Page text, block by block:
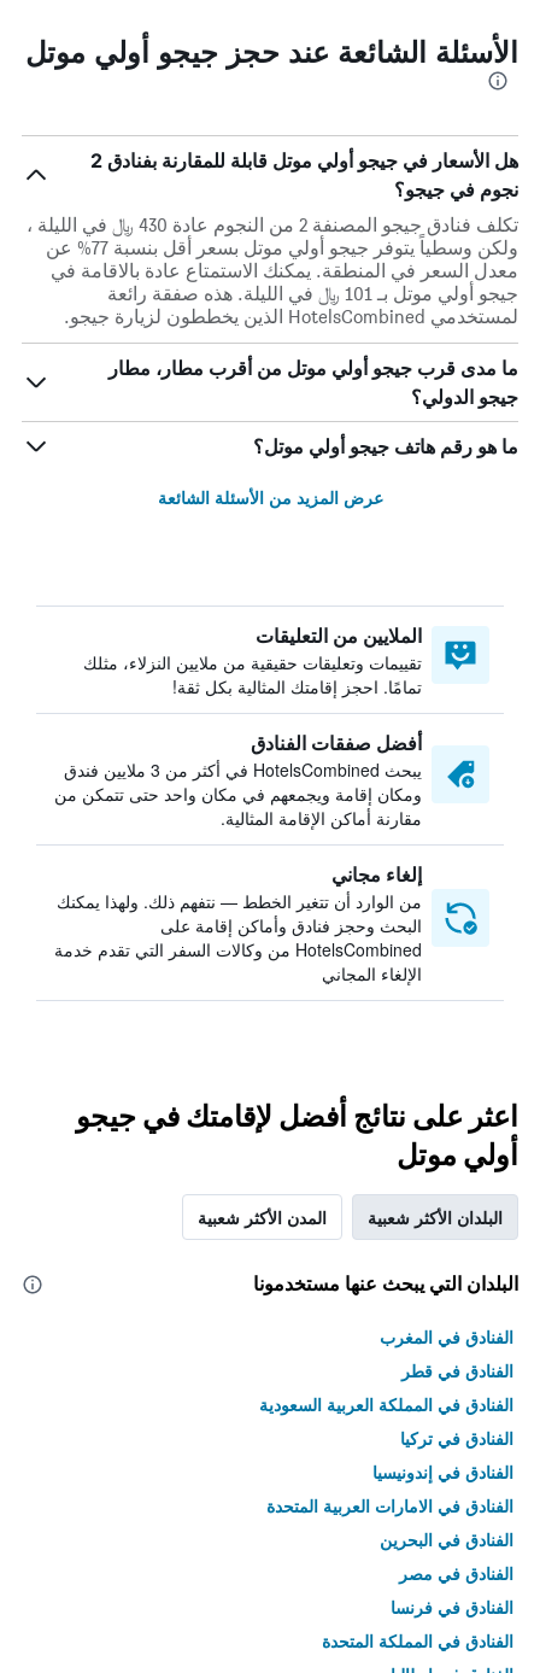
الأسئلة الشائعة عند حجز جيجو أولي موتل
هل الأسعار في جيجو أولي موتل قابلة للمقارنة بفنادق 2
نجوم في جيجو؟
تكلف فنادق جيجو المصنفة 2 من النجوم عادة 430 ﷼ في الليلة ،
ولكن وسطياً يتوفر جيجو أولي موتل بسعر أقل بنسبة 77% عن
معدل السعر في المنطقة. يمكنك الاستمتاع عادة بالاقامة في
جيجو أولي موتل بـ 101 ﷼ في الليلة. هذه صفقة رائعة
لمستخدمي HotelsCombined الذين يخططون لزيارة جيجو.
ما مدى قرب جيجو أولي موتل من أقرب مطار، مطار
جيجو الدولي؟
ما هو رقم هاتف جيجو أولي موتل؟
عرض المزيد من الأسئلة الشائعة
الملايين من التعليقات
تقييمات وتعليقات حقيقية من ملايين النزلاء، مثلك
تمامًا. احجز إقامتك المثالية بكل ثقة!
أفضل صفقات الفنادق
يبحث HotelsCombined في أكثر من 3 ملايين فندق
ومكان إقامة ويجمعهم في مكان واحد حتى تتمكن من
مقارنة أماكن الإقامة المثالية.
إلغاء مجاني
من الوارد أن تتغير الخطط — نتفهم ذلك. ولهذا يمكنك
البحث وحجز فنادق وأماكن إقامة على
HotelsCombined من وكالات السفر التي تقدم خدمة
الإلغاء المجاني
اعثر على نتائج أفضل لإقامتك في جيجو
أولي موتل
البلدان الأكثر شعبية المدن الأكثر شعبية
البلدان التي يبحث عنها مستخدمونا
الفنادق في المغرب
الفنادق في قطر
الفنادق في المملكة العربية السعودية
الفنادق في تركيا
الفنادق في إندونيسيا
الفنادق في الامارات العربية المتحدة
الفنادق في البحرين
الفنادق في مصر
الفنادق في فرنسا
الفنادق في المملكة المتحدة